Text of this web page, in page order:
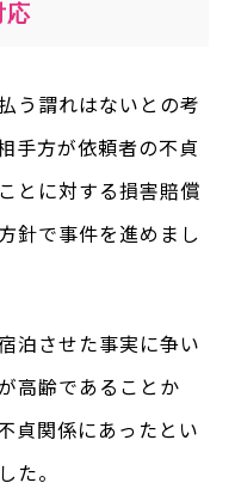
応
う謂れはないとの考
手方が依頼者の不貞
とに対する損害賠償
針で事件を進めまし
泊させた事実に争い
高齢であることか
貞関係にあったとい
た。